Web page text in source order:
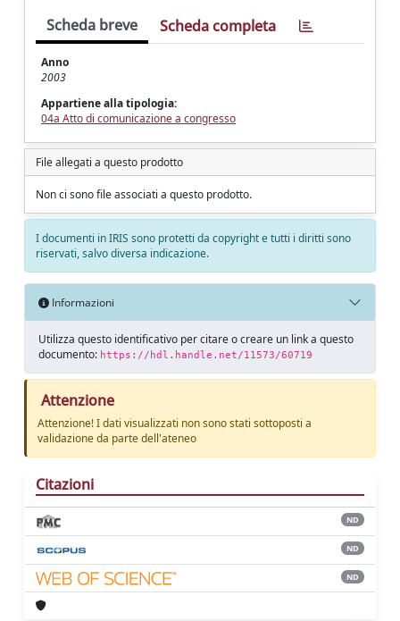
Scheda breve Scheda completa
Anno
2003
Appartiene alla tipologia:
04a Atto di comunicazione a congresso
File allegati a questo prodotto
Non ci sono file associati a questo prodotto.
I documenti in IRIS sono protetti da copyright e tutti i diritti sono
riservati, salvo diversa indicazione.
Informazioni
Utilizza questo identificativo per citare o creare un link a questo
documento: https://hdl.handle.net/11573/60719
Attenzione
Attenzione! I dati visualizzati non sono stati sottoposti a
validazione da parte dell'ateneo
Citazioni
ND
ND
ND